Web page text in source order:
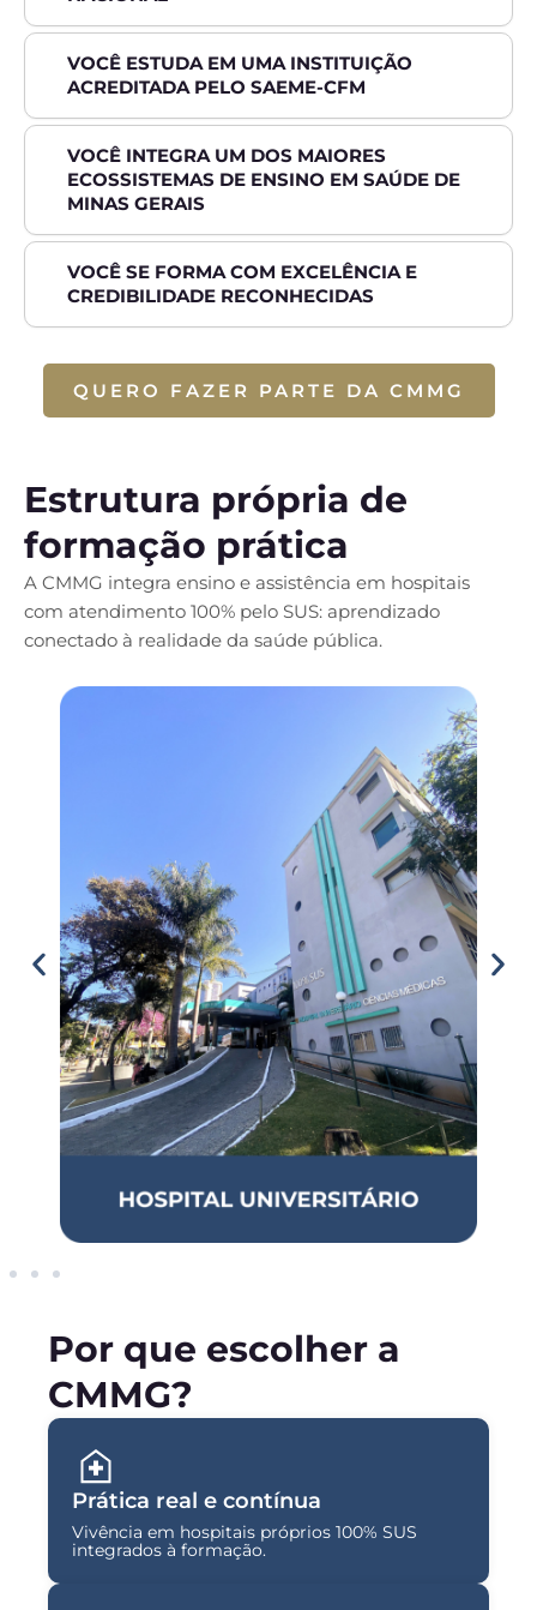
VOCÊ ESTUDA EM UMA INSTITUIÇÃO
ACREDITADA PELO SAEME-CFM
VOCÊ INTEGRA UM DOS MAIORES
ECOSSISTEMAS DE ENSINO EM SAÚDE DE
MINAS GERAIS
VOCÊ SE FORMA COM EXCELÊNCIA E
CREDIBILIDADE RECONHECIDAS
QUERO FAZER PARTE DA CMMG
Estrutura própria de
formação prática
A CMMG integra ensino e assistência em hospitais
com atendimento 100% pelo SUS: aprendizado
conectado à realidade da saúde pública.
Por que escolher a
CMMG?
Prática real e contínua
Vivência em hospitais próprios 100% SUS
integrados à formação.